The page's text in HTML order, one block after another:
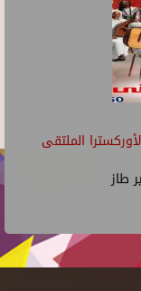
الملتقى
طاز